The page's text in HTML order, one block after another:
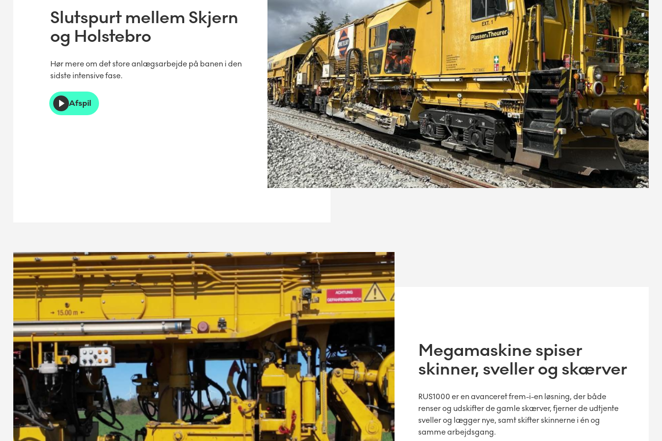
Slutspurt mellem Skjern
og Holstebro
Hør mere om det store anlægsarbejde på banen i den
sidste intensive fase.
Afspil
Megamaskine spiser
skinner, sveller og skærver
RUS1000 er en avanceret frem-i-en løsning, der både
renser og udskifter de gamle skærver, fjerner de udtjente
sveller og lægger nye, samt skifter skinnerne i én og
samme arbejdsgang.